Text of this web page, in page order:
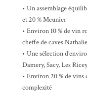
• Un assemblage
et 20 % Meunier
• Environ 10 % de vin
cheffe de caves
• Une sélection
Damery, Sacy, Les
• Environ 20 % de
complexité